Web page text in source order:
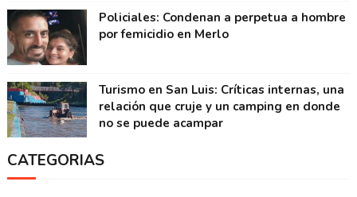
Policiales: Condenan a perpetua a hombre
por femicidio en Merlo
Turismo en San Luis: Críticas internas, una
relación que cruje y un camping en donde
no se puede acampar
CATEGORIAS